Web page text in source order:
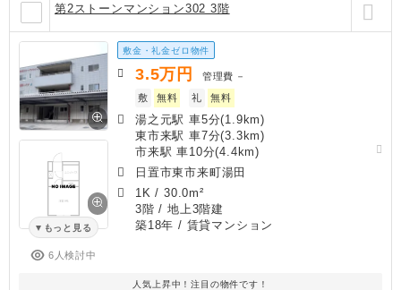
第2ストーンマンション302 3階
もっと見る
6人検討中
敷金・礼金ゼロ物件
3.5万円 管理費 －
敷
無料 礼 無料
湯之元駅 車5分(1.9km)
東市来駅 車7分(3.3km)
市来駅 車10分(4.4km)
日置市東市来町湯田
1K /30.0m²
3階 / 地上3階建
築18年 / 賃貸マンション
人気上昇中！注目の物件です！